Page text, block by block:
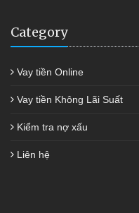
Category
Vay tiền Online
Vay tiền Không Lãi Suất
Kiểm tra nợ xấu
Liên hệ